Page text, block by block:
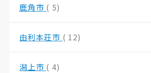
鹿角市 ( 5)
由利本荘市 ( 12)
潟上市 ( 4)